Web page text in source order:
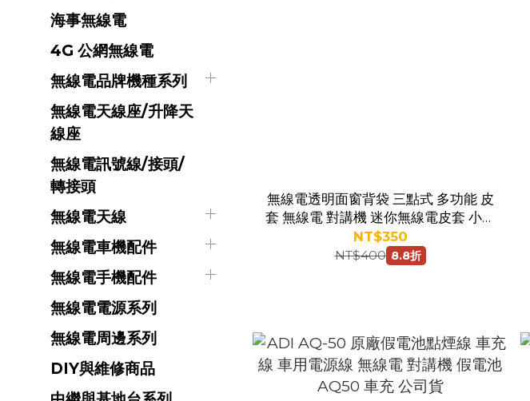
海事無線電
4G 公網無線電
無線電品牌機種系列
無線電天線座/升降天
線座
無線電訊號線/接頭/
轉接頭
無線電天線
無線電車機配件
無線電手機配件
無線電電源系列
無線電周邊系列
DIY與維修商品
無線電透明面窗背袋 三點式 多功能 皮
套 無線電 對講機 迷你無線電皮套 小型
對講機 皮套 背袋
NT$350
NT$400 8.8折